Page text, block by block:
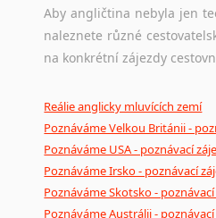
Aby angličtina nebyla jen
naleznete různé
na konkrétní zájezdy
Reálie anglicky mluvících zemí
Poznáváme Velkou Británii -
Poznáváme USA - poznávací
Poznáváme Irsko - poznávací
Poznáváme Skotsko -
Poznáváme Austrálii -